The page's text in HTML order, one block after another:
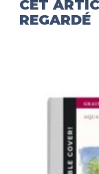
CET
REGARDÉ